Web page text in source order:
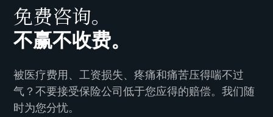
等的时间，具体取决于您何时从责任方或其保险公
司处获得全额赔偿。这可以通过和解协议条款或法
院判决的命令来完成。
帮助，我们随时为您服务。立即联系我们，获取免
费案件评估，并了解您的具体案件可能需要多长时
间。
我们的律师楼已为遍布布鲁克林、布朗克斯、皇后
区、斯塔滕岛、曼哈顿和大纽约地区的数千名本地
客户赢得了超过 10 亿美元的赔偿金。我们拥有超过
人身伤害法领域的专业知识、全天候服务、免费咨
询、成功的和解及超出客户预期的结果、富有同情
心的支持、清晰的沟通，以及英语、普通话和西班
免费咨询。
不赢不收费。
被医疗费用、工资损失、疼痛和痛苦压得喘不过
气？不要接受保险公司低于您应得的赔偿。我们随
时为您分忧。